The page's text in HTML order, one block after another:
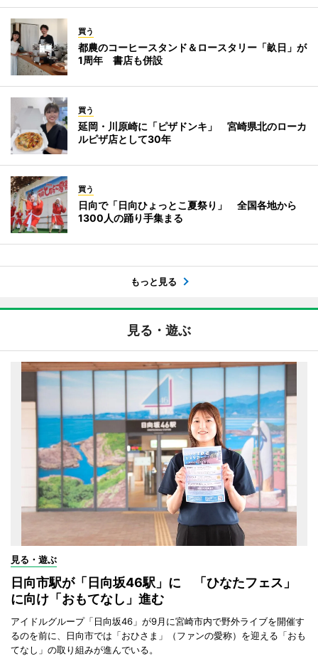
買う
都農のコーヒースタンド＆ロースタリー「畝日」が
1周年 書店も併設
買う
延岡・川原崎に「ピザドンキ」 宮崎県北のローカ
ルピザ店として30年
買う
日向で「日向ひょっとこ夏祭り」 全国各地から
1300人の踊り手集まる
もっと見る
見る・遊ぶ
見る・遊ぶ
日向市駅が「日向坂46駅」に 「ひなたフェス」
に向け「おもてなし」進む
アイドルグループ「日向坂46」が9月に宮崎市内で野外ライブを開催す
るのを前に、日向市では「おひさま」（ファンの愛称）を迎える「おも
てなし」の取り組みが進んでいる。